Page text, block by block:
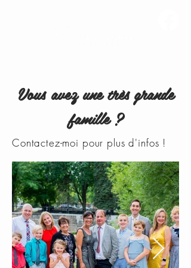
Vous avez une très grande
famille ?
Contactez-moi pour plus d'infos !